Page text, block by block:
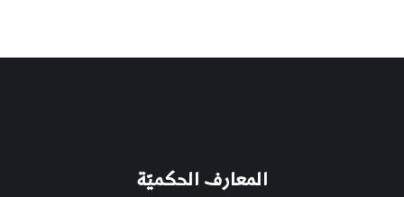
المعارف الحكميّة